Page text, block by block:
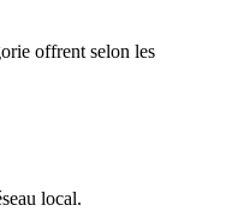
offrent selon les
local.